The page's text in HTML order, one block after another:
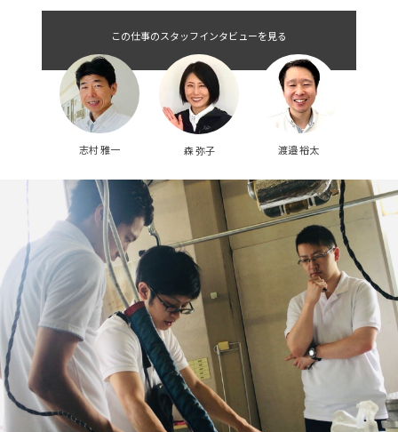
その他、人事や広報など専門性のあるスキルを有している職種となり
この仕事のスタッフインタビューを見る
志村 雅一 森 弥子 渡邉 裕太